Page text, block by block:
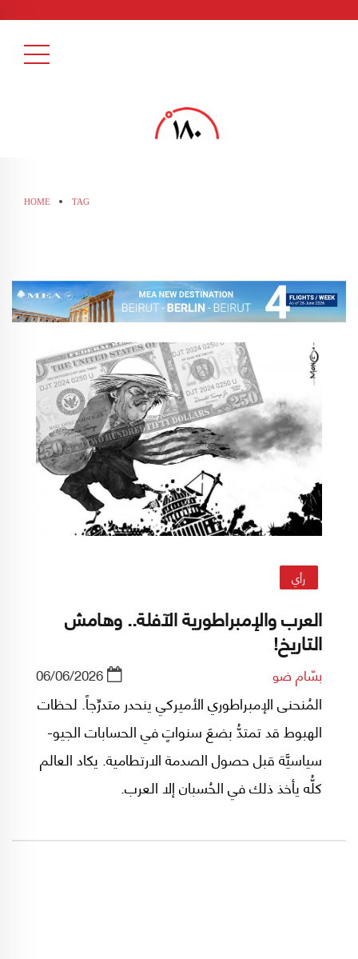
HOME TAG
رأي
العرب والإمبراطورية الآفلة.. وهامش
التاريخ!
بسّام ضو 06/06/2026
المُنحنى الإمبراطوري الأميركي ينحدر متدرِّجاً. لحظات
الهبوط قد تمتدُّ بضعَ سنواتٍ في الحسابات الجيو-
سياسيَّة قبل حصول الصدمة الارتطامية. يكاد العالم
كلُّه يأخذ ذلك في الحُسبان إلا العرب.